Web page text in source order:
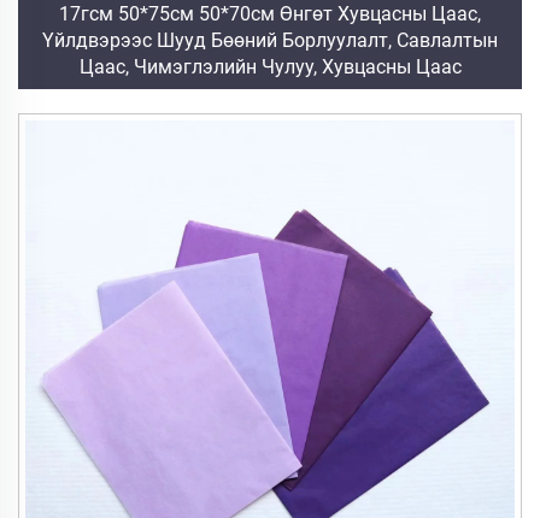
17гсм 50*75см 50*70см Өнгөт Хувцасны Цаас,
Үйлдвэрээс Шууд Бөөний Борлуулалт, Савлалтын
Цаас, Чимэглэлийн Чулуу, Хувцасны Цаас